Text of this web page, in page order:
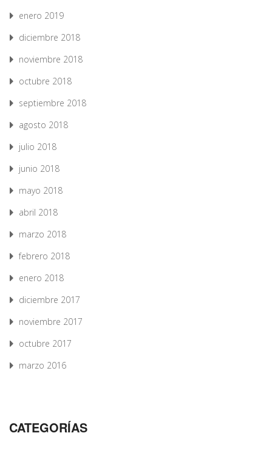
enero 2019
diciembre 2018
noviembre 2018
octubre 2018
septiembre 2018
agosto 2018
julio 2018
junio 2018
mayo 2018
abril 2018
marzo 2018
febrero 2018
enero 2018
diciembre 2017
noviembre 2017
octubre 2017
marzo 2016
CATEGORÍAS